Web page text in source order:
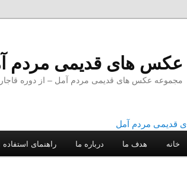
عکس های قدیمی مردم
مجموعه عکس های قدیمی مردم آمل – از دوره قاجار
خانه هدف ما درباره ما راهنمای